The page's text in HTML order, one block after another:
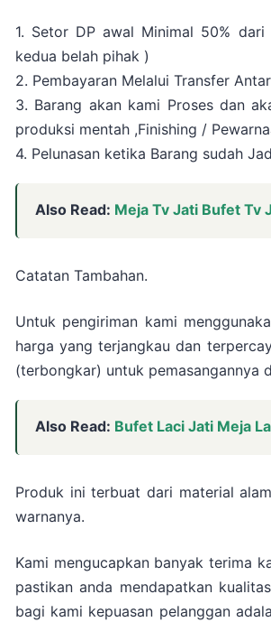
1. Setor DP awal Minimal 50%
kedua belah pihak )
2. Pembayaran Melalui Transfer
3. Barang akan kami Proses dan
produksi mentah ,Finishing /
4. Pelunasan ketika Barang sudah
Also Read: Meja Tv Jati Bufet Tv
Catatan Tambahan.
Untuk pengiriman kami
harga yang terjangkau dan
(terbongkar) untuk pemasangannya
Also Read: Bufet Laci Jati Meja
Produk ini terbuat dari material
warnanya.
Kami mengucapkan banyak terima
pastikan anda mendapatkan
bagi kami kepuasan pelanggan